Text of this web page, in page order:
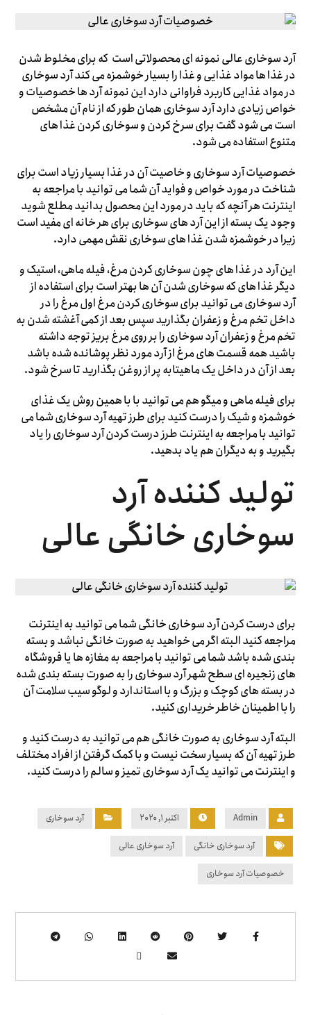
آرد سوخاری عالی نمونه ای محصولاتی است که برای مخلوط شدن
در غذا ها مواد غذایی و غذا را بسیار خوشمزه می کند آرد سوخاری
در مواد غذایی کاربرد فراوانی دارد این نمونه آرد ها خصوصیات و
خواص زیادی دارد آرد سوخاری همان طور که از نام آن مشخص
است می شود گفت برای سرخ کردن و سوخاری کردن غذا های
متنوع استفاده می شود.
خصوصیات آرد سوخاری و خاصیت آن در غذا بسیار زیاد است برای
شناخت در مورد خواص و فواید آن شما می توانید با مراجعه به
اینترنت هر آنچه که باید در مورد این محصول بدانید مطلع شوید
وجود یک بسته از این آرد های سوخاری برای هر خانه ای مفید است
زیرا در خوشمزه شدن غذا های سوخاری نقش مهمی دارد.
این آرد در غذا های چون سوخاری کردن مرغ، فیله ماهی، استیک و
دیگر غذا های که سوخاری شدن آن ها بهتر است برای استفاده از
آرد سوخاری می توانید برای سوخاری کردن مرغ اول مرغ را در
داخل تخم مرغ و زعفران بگذارید سپس بعد از کمی آغشته شدن به
تخم مرغ و زعفران آرد سوخاری را بر روی مرغ بریز توجه داشته
باشید همه قسمت های مرغ از آرد مورد نظر پوشانده شده باشد
بعد از آن در داخل یک ماهیتابه پر از روغن بگذارید تا سرخ شود.
برای فیله ماهی و میگو هم می توانید با با همین روش یک غذای
خوشمزه و شیک را درست کنید برای طرز تهیه آرد سوخاری شما می
توانید با مراجعه به اینترنت طرز درست کردن آرد سوخاری را یاد
بگیرید و به دیگران هم یاد بدهید.
تولید کننده آرد
سوخاری خانگی عالی
برای درست کردن آرد سوخاری خانگی شما می توانید به اینترنت
مراجعه کنید البته اگر می خواهید به صورت خانگی نباشد و بسته
بندی شده باشد شما می توانید با مراجعه به مغازه ها یا فروشگاه
های زنجیره ای سطح شهر آرد سوخاری را به صورت بسته بندی شده
در بسته های کوچک و بزرگ و با استاندارد و لوگو سیب سلامت آن
را با اطمینان خاطر خریداری کنید.
البته آرد سوخاری به صورت خانگی هم می توانید به درست کنید و
طرز تهیه آن که بسیار سخت نیست و با کمک گرفتن از افراد مختلف
و اینترنت می توانید یک آرد سوخاری تمیز و سالم را درست کنید.
Admin اکتبر ۱, ۲۰۲۰ آرد سوخاری
آرد سوخاری خانگی آرد سوخاری عالی
خصوصیات آرد سوخاری